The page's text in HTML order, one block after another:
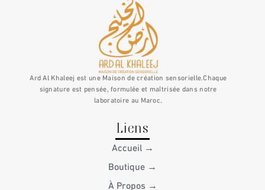
Ard Al Khaleej est une Maison de création sensorielle.Chaque
signature est pensée, formulée et maîtrisée dans notre
laboratoire au Maroc.
Liens
Accueil →
Boutique →
À Propos →